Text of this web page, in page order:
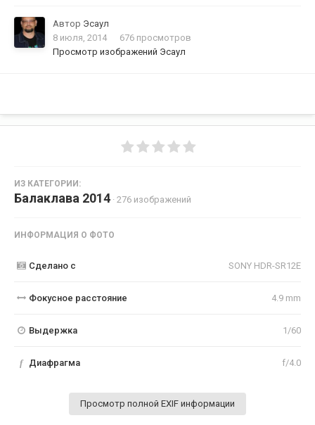
Автор Эсаул
8 июля, 2014
676 просмотров
Просмотр изображений Эсаул
ИЗ КАТЕГОРИИ:
Балаклава 2014 · 276 изображений
ИНФОРМАЦИЯ О ФОТО
Сделано с SONY HDR-SR12E
Фокусное расстояние 4.9 mm
Выдержка 1/60
f Диафрагма f/4.0
Просмотр полной EXIF информации